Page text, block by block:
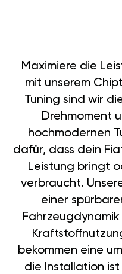
Maximiere die
mit unserem
Tuning sind wir
Drehmoment
hochmodernen
dafür, dass dein
Leistung bringt
verbraucht.
einer
bekommen eine
die Installation ist